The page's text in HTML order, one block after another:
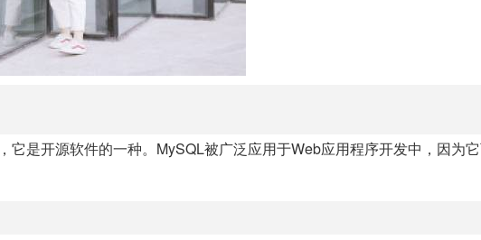
它是开源软件的一种。MySQL被广泛应用于Web应用程序开发中，因为